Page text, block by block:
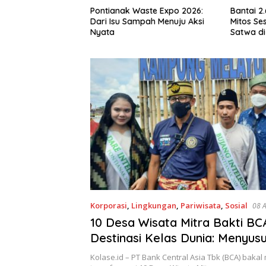
Bantai 2.600 Trenggiling Demi
Mitos Sesat, Polisi Gulung Mafia
Satwa di Pontianak Bersama
PUPR
PT
Korporasi, Lingkungan, Pariwisata, Sosial
10 Desa Wisata Mitra Bakti
Destinasi Kelas Dunia:
Kampung Melayu di Tepian
Kolase.id – PT Bank Central Asia Tbk (BCA)